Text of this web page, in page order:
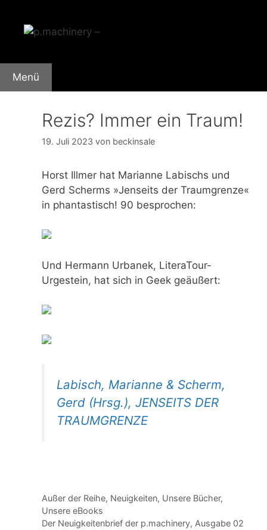
Inhalt
springen
Menü
Rezis? Immer ein Traum!
19. Juli 2023 von beckinsale
Horst Illmer hat Marianne Labischs und
Gerd Scherms »Jenseits der Traumgrenze«
in phantastisch! 90 besprochen:
Und Hermann Urbanek, LiteraTour-
Urgestein, hat sich in Geek geäußert:
Labisch, Marianne & Scherm,
Gerd (Hrsg.), JENSEITS DER
TRAUMGRENZE
Kategorien
Außer der Reihe, Neuigkeiten, Unsere Bücher,
Unsere eBooks
Der Neuigkeitenbrief der p.machinery, Ausgabe 02